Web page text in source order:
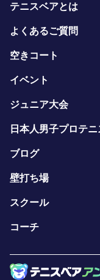
テニスベアとは
よくあるご質問
空きコート
イベント
ジュニア大会
日本人男子プロテ
ブログ
壁打ち場
スクール
コーチ